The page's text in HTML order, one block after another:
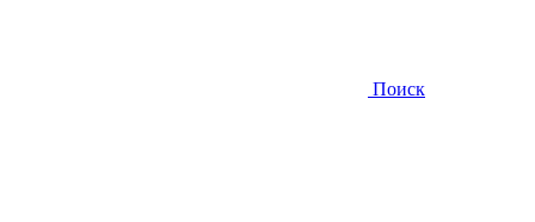
Поиск